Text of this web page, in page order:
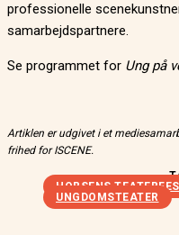
professionelle
samarbejdspartnere.
Se programmet for Ung på
Artiklen er udgivet i et
frihed for ISCENE.
HORSENS
UNGDOMSTEATER